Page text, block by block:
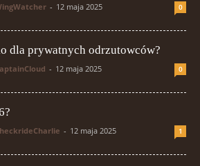
- 12 maja 2025 0
dla prywatnych odrzutowców?
- 12 maja 2025 0
- 12 maja 2025 1